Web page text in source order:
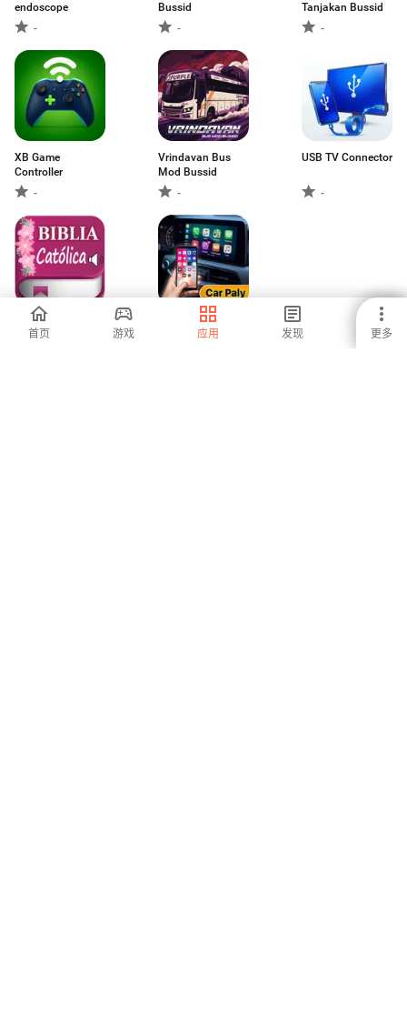
首页 游戏 应用 发现 更多
endoscope
-
Bussid
-
Tanjakan Bussid
-
XB Game
Controller
-
Vrindavan Bus
Mod Bussid
-
USB TV Connector
-
Biblia Católica
Mujer + Audio
Zlink Carplay